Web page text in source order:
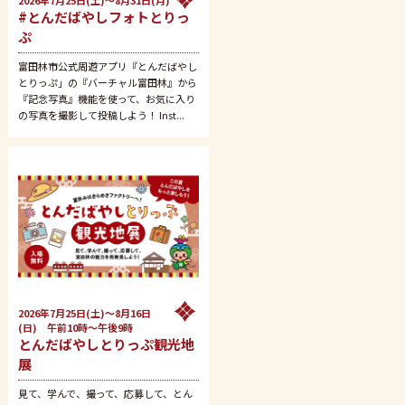
#とんだばやしフォトとりっ
ぷ
富田林市公式周遊アプリ『とんだばやし
とりっぷ」の『バーチャル富田林』から
『記念写真』機能を使って、お気に入り
の写真を撮影して投稿しよう！ Inst...
2026年7月25日(土)～8月16日
(日) 午前10時～午後9時
とんだばやしとりっぷ観光地
展
見て、学んで、撮って、応募して、とん